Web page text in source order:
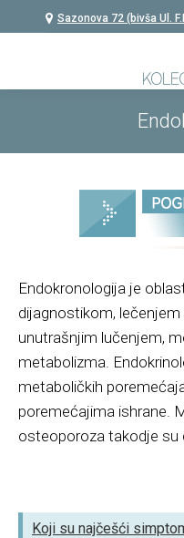
Sazonova 72 (bivša Ul.
Endokronologija je
dijagnostikom,
unutrašnjim lučenjem,
metabolizma.
metaboličkih
poremećajima ishrane.
osteoporoza takodje su
Koji su najčešći